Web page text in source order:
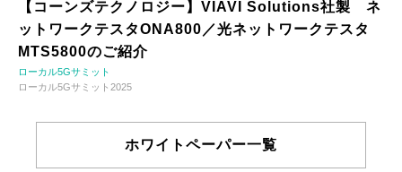
【コーンズテクノロジー】VIAVI Solutions社製 ネ
ットワークテスタONA800／光ネットワークテスタ
MTS5800のご紹介
ローカル5Gサミット
ローカル5Gサミット2025
ホワイトペーパー一覧